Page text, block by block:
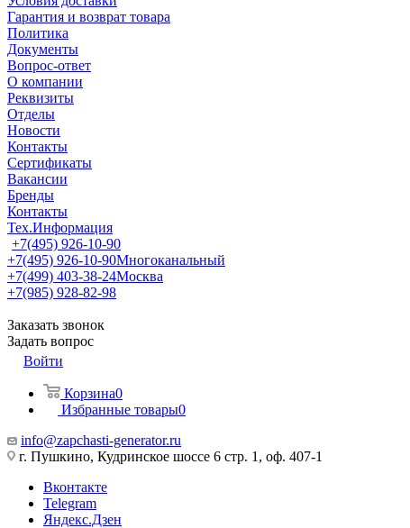
Гарантия и возврат товара
Политика
Документы
Вопрос-ответ
О компании
Реквизиты
Отделы
Новости
Контакты
Сертификаты
Вакансии
Бренды
Контакты
Тех.Информация
+7(495) 926-10-90
+7(495) 926-10-90Многоканальный
+7(499) 403-38-24Москва
+7(985) 928-82-98
Заказать звонок
Задать вопрос
Войти
Корзина0
Избранные товары0
info@zapchasti-generator.ru
г. Пушкино, Кудринское шоссе 6 стр. 1, оф. 407-1
Вконтакте
Telegram
Яндекс.Дзен